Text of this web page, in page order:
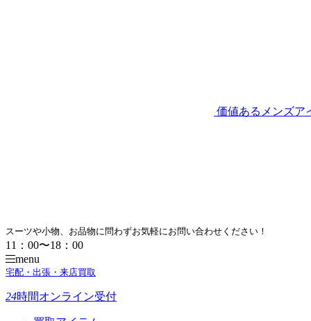
価値あるメンズア
スーツや小物、お品物に問わずお気軽にお問い合わせください！
11：00〜18：00
menu
宅配・出張・来店買取
24時間オンライン受付